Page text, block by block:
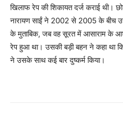
खिलाफ रेप की शिकायत दर्ज कराई थी।
नारायण साईं ने 2002 से 2005 के बीच
के मुताबिक, जब वह सूरत में आसाराम के
रेप हुआ था। उसकी बड़ी बहन ने कहा था
ने उसके साथ कई बार दुष्कर्म किया।